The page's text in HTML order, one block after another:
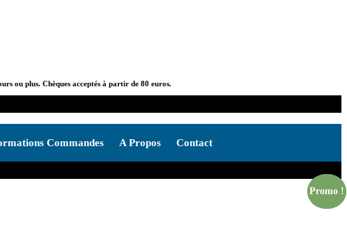
ou plus. Chèques acceptés à partir de 80 euros.
Commandes A Propos Contact
Promo !
Promo !